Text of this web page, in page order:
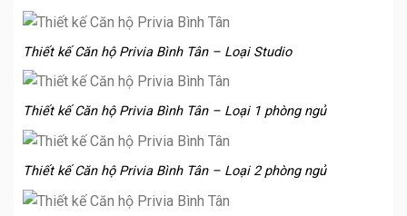
Thiết kế Căn hộ Privia Bình Tân – Loại Studio
Thiết kế Căn hộ Privia Bình Tân – Loại 1 phòng ngủ
Thiết kế Căn hộ Privia Bình Tân – Loại 2 phòng ngủ